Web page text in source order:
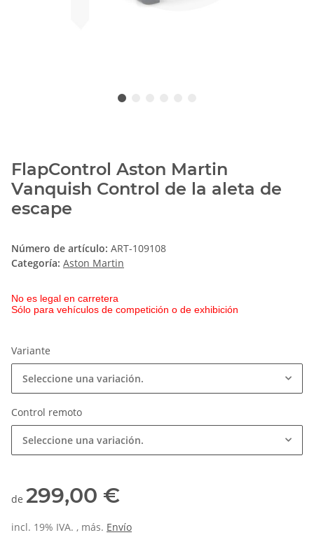
FlapControl Aston Martin
Vanquish Control de la aleta de
escape
Número de artículo: ART-109108
Categoría: Aston Martin
No es legal en carretera
Sólo para vehículos de competición o de exhibición
Variante
Seleccione una variación.
Control remoto
Seleccione una variación.
de 299,00 €
incl. 19% IVA. , más. Envío